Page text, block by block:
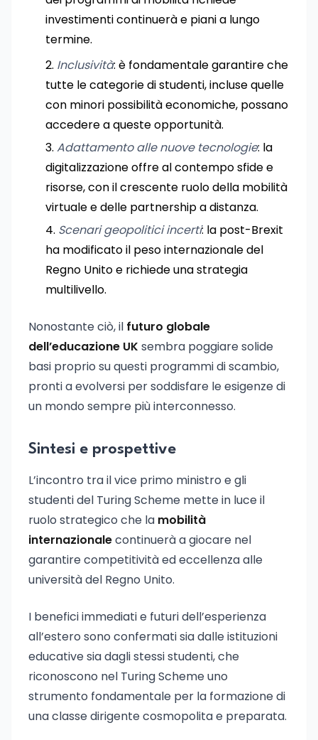
investimenti continuerà e piani a lungo
termine.
Inclusività: è fondamentale garantire che
tutte le categorie di studenti, incluse quelle
con minori possibilità economiche, possano
accedere a queste opportunità.
Adattamento alle nuove tecnologie: la
digitalizzazione offre al contempo sfide e
risorse, con il crescente ruolo della mobilità
virtuale e delle partnership a distanza.
Scenari geopolitici incerti: la post-Brexit
ha modificato il peso internazionale del
Regno Unito e richiede una strategia
multilivello.
Nonostante ciò, il futuro globale
dell’educazione UK sembra poggiare solide
basi proprio su questi programmi di scambio,
pronti a evolversi per soddisfare le esigenze di
un mondo sempre più interconnesso.
Sintesi e prospettive
L’incontro tra il vice primo ministro e gli
studenti del Turing Scheme mette in luce il
ruolo strategico che la mobilità
internazionalecontinuerà a giocare nel
garantire competitività ed eccellenza alle
università del Regno Unito.
I benefici immediati e futuri dell’esperienza
all’estero sono confermati sia dalle istituzioni
educative sia dagli stessi studenti, che
riconoscono nel Turing Scheme uno
strumento fondamentale per la formazione di
una classe dirigente cosmopolita e preparata.